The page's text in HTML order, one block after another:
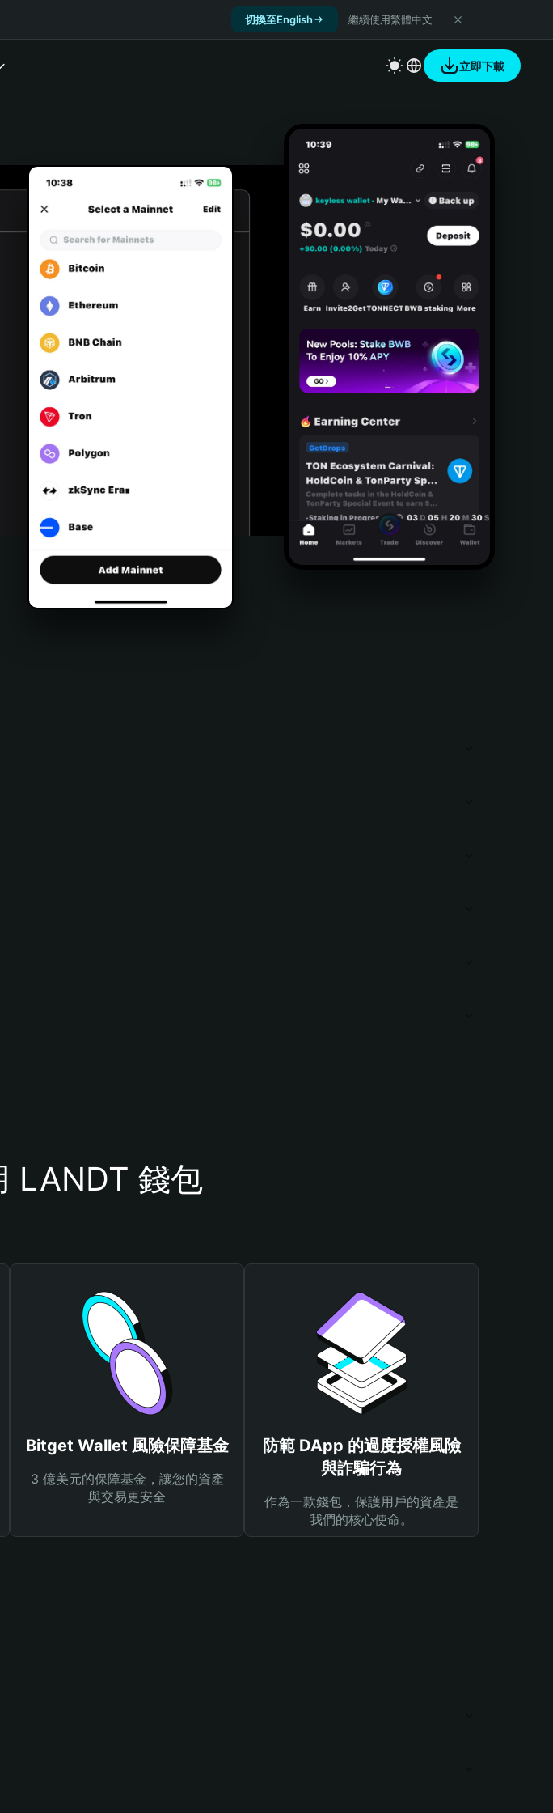
切換至English 繼續使用繁體中文
立即下載
LANDT 錢包
Bitget Wallet 風險保障基金
3 億美元的保障基金，讓您的資產
與交易更安全
防範 DApp 的過度授權風險
與詐騙行為
作為一款錢包，保護用戶的資產是
我們的核心使命。